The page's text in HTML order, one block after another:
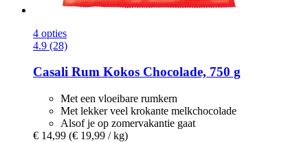
4 opties
4.9 (28)
Casali Rum Kokos Chocolade, 750 g
Met een vloeibare rumkern
Met lekker veel krokante melkchocolade
Alsof je op zomervakantie gaat
€ 14,99 (€ 19,99 / kg)